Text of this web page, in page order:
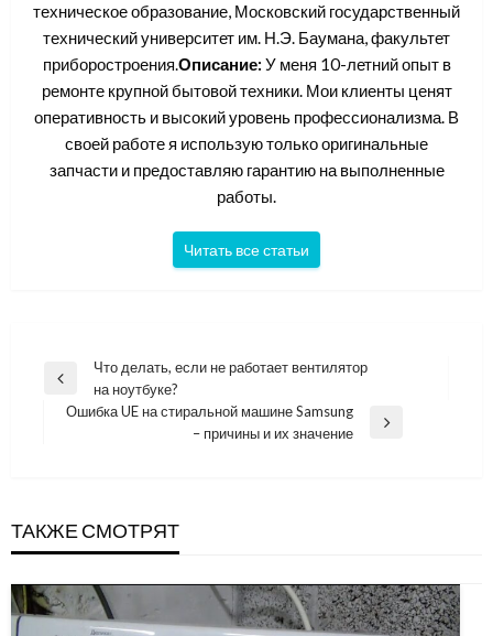
техническое образование, Московский государственный
технический университет им. Н.Э. Баумана, факультет
приборостроения.Описание: У меня 10-летний опыт в
ремонте крупной бытовой техники. Мои клиенты ценят
оперативность и высокий уровень профессионализма. В
своей работе я использую только оригинальные
запчасти и предоставляю гарантию на выполненные
работы.
Читать все статьи
Навигация
Previous
Post
Что делать, если не работает вентилятор
на ноутбуке?
Ошибка UE на стиральной машине Samsung
– причины и их значение
ТАКЖЕ СМОТРЯТ